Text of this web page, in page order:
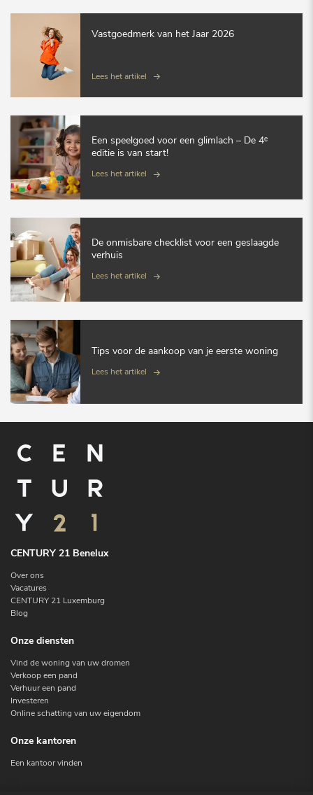
Vastgoedmerk van het Jaar 2026
Lees het artikel
Een speelgoed voor een glimlach – De 4ᵉ
editie is van start!
Lees het artikel
De onmisbare checklist voor een geslaagde
verhuis
Lees het artikel
Tips voor de aankoop van je eerste woning
Lees het artikel
CENTURY 21 Benelux
Over ons
Vacatures
CENTURY 21 Luxemburg
Blog
Onze diensten
Vind de woning van uw dromen
Verkoop een pand
Verhuur een pand
Investeren
Online schatting van uw eigendom
Onze kantoren
Een kantoor vinden